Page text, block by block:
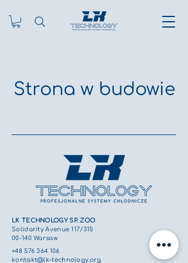
Strona w budowie
LK TECHNOLOGY SP. ZOO
Solidarity Avenue 117/315
00-140 Warsaw
+48 576 364 106
kontakt@lk-technology.org